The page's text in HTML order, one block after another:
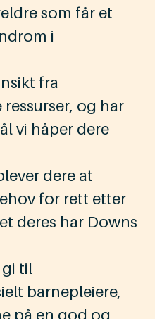
som får et
i
fra
og har
vi håper dere
dere at
for rett etter
deres har Downs
gi til
barnepleiere,
på en god og